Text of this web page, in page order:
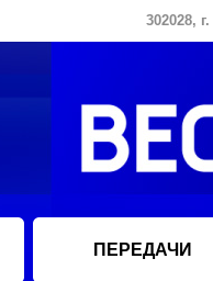
302028,
ПЕРЕДАЧИ